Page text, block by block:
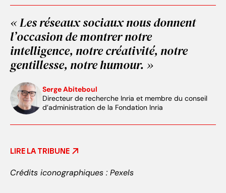
« Les réseaux sociaux nous donnent
l’occasion de montrer notre
intelligence, notre créativité, notre
gentillesse, notre humour. »
Serge Abiteboul
Directeur de recherche Inria et membre du conseil
d’administration de la Fondation Inria
LIRE LA TRIBUNE
Crédits iconographiques : Pexels